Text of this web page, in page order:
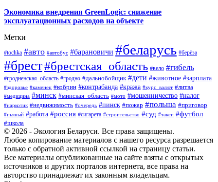
Экономика внедрения GreenLogic: снижение
эксплуатационных расходов на объекте
Метки
#tochka #авто #автобус #барановичи #беларусь #берёза
#брест#брестская_область #вело #гибель
#гродненская_область #гродно #дальнобойщик #дети #животное #зарплата
#здоровье #каменец #кобрин #контрабанда #кража #курс_валют #литва
#медицина #минск #минская_область #мото #мошенничество #налог
#наркотик #недвижимость #очередь #пинск #пожар #польша #приговор
#пьяный #работа #россия #сигарета #строительство #суд #такси #футбол
#школа
© 2026 - Экология Беларуси. Все права защищены.
Любое копирование материалов с нашего ресурса разрешается
только с обратной активной ссылкой на страницу статьи.
Все материалы опубликованные на сайте взяты с открытых
источников и других порталов интернета, все права на
авторство принадлежат их законным владельцам.